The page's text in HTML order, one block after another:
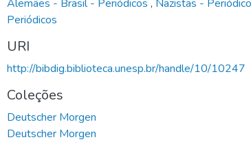
Alemães - Brasil - Periódicos , Nazistas -
Periódicos
URI
http://bibdig.biblioteca.unesp.br/handle/10/10247
Coleções
Deutscher Morgen
Deutscher Morgen